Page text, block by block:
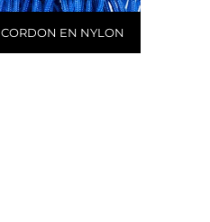
CORDON EN NYLON